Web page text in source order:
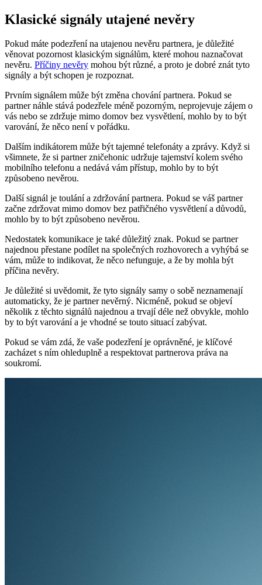
Klasické signály utajené nevěry
Pokud máte podezření na utajenou nevěru partnera, je důležité
věnovat pozornost klasickým signálům, které mohou naznačovat
nevěru. Příčiny nevěry mohou být různé, a proto je dobré znát tyto
signály a být schopen je rozpoznat.
Prvním signálem může být změna chování partnera. Pokud se
partner náhle stává podezřele méně pozorným, neprojevuje zájem o
vás nebo se zdržuje mimo domov bez vysvětlení, mohlo by to být
varování, že něco není v pořádku.
Dalším indikátorem může být tajemné telefonáty a zprávy. Když si
všimnete, že si partner zničehonic udržuje tajemství kolem svého
mobilního telefonu a nedává vám přístup, mohlo by to být
způsobeno nevěrou.
Další signál je toulání a zdržování partnera. Pokud se váš partner
začne zdržovat mimo domov bez patřičného vysvětlení a důvodů,
mohlo by to být způsobeno nevěrou.
Nedostatek komunikace je také důležitý znak. Pokud se partner
najednou přestane podílet na společných rozhovorech a vyhýbá se
vám, může to indikovat, že něco nefunguje, a že by mohla být
příčina nevěry.
Je důležité si uvědomit, že tyto signály samy o sobě neznamenají
automaticky, že je partner nevěrný. Nicméně, pokud se objeví
několik z těchto signálů najednou a trvají déle než obvykle, mohlo
by to být varování a je vhodné se touto situací zabývat.
Pokud se vám zdá, že vaše podezření je oprávněné, je klíčové
zacházet s ním ohleduplně a respektovat partnerova práva na
soukromí.